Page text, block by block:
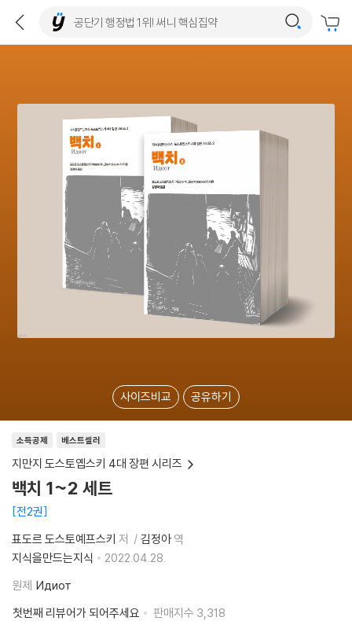
사이즈비교 공유하기
소득공제 베스트셀러
지만지 도스토옙스키 4대 장편 시리즈
백치 1~2 세트
전2권
표도르 도스토예프스키 저 김정아역
지식을만드는지식
2022.04.28.
원제 Идиот
첫번째 리뷰어가 되어주세요
판매지수 3,318